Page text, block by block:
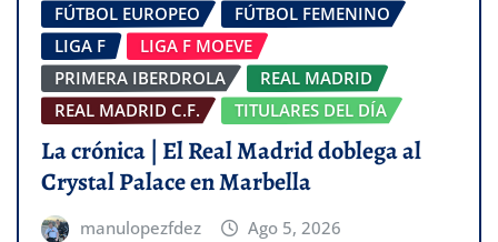
FÚTBOL EUROPEO
FÚTBOL FEMENINO
LIGA F
LIGA F MOEVE
PRIMERA IBERDROLA
REAL MADRID
REAL MADRID C.F.
TITULARES DEL DÍA
La crónica | El Real Madrid doblega al
Crystal Palace en Marbella
manulopezfdez Ago 5, 2026